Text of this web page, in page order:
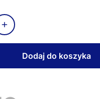
Dodaj do koszyka